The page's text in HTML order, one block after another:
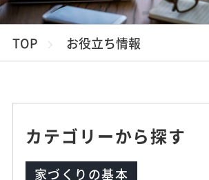
TOP お役立ち情報
カテゴリーから探す
家づくりの基本